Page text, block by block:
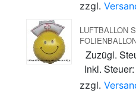
zzgl.
LUFTBALLON
Zuzügl.
Inkl. Steuer:
zzgl.